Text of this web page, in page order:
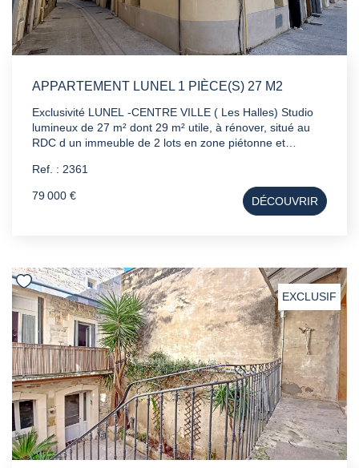
APPARTEMENT LUNEL 1 PIÈCE(S) 27 M2
Exclusivité LUNEL -CENTRE VILLE ( Les Halles) Studio
lumineux de 27 m² dont 29 m² utile, à rénover, situé au
RDC d un immeuble de 2 lots en zone piétonne et
refait en 2025 Pour plus de renseignements , n hésitez
Ref. : 2361
79 000 € DÉCOUVRIR
EXCLUSIF